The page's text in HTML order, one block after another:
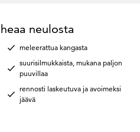
neulosta
meleerattua kangasta
suurisilmukkaista, mukana paljon
puuvillaa
rennosti laskeutuva ja avoimeksi
jäävä